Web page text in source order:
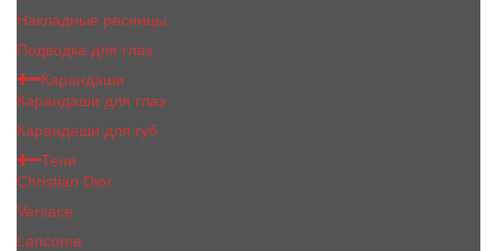
Накладные ресницы
Подводка для глаз
Карандаши
Карандаши для глаз
Карандаши для губ
Тени
Christian Dior
Versace
Lancome